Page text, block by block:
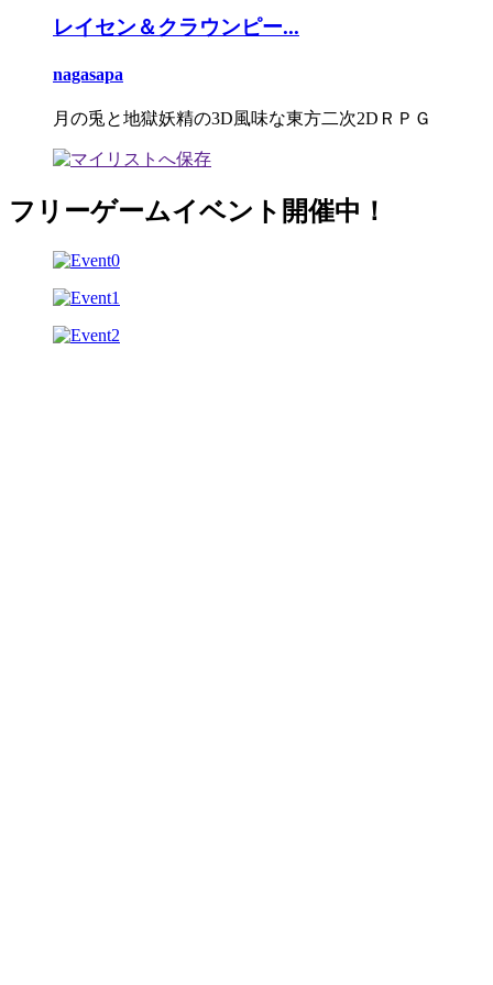
レイセン＆クラウンピー...
nagasapa
月の兎と地獄妖精の3D風味な東方二次2DＲＰＧ
フリーゲームイベント開催中！